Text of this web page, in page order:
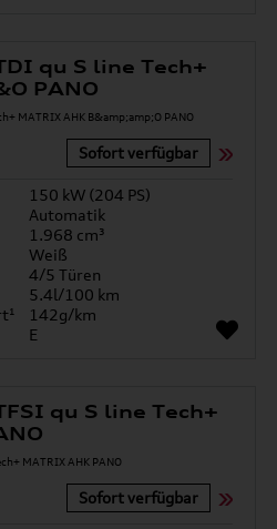
qu S line Tech+
PANO
Sofort verfügbar
150 kW (204 PS)
Automatik
1.968 cm³
Weiß
4/5 Türen
5.4l/100 km
142g/km
E
qu S line Tech+
Sofort verfügbar